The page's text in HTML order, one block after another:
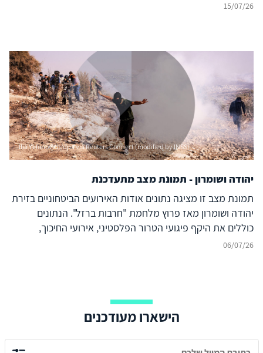
15/07/26
Ilia Yefimovich/dpa via Reuters Connect (modified by INSS)
יהודה ושומרון - תמונת מצב מתעדכנת
תמונת מצב זו מציגה נתונים אודות האירועים הביטחוניים בזירת
יהודה ושומרון מאז פרוץ מלחמת "חרבות ברזל". הנתונים
כוללים את היקף פיגועי הטרור הפלסטיני, אירועי החיכוך,
הנפגעים, הסיכולים והמעצרים בגזרה. הנתונים מבוססים על
06/07/26
הישארו מעודכנים